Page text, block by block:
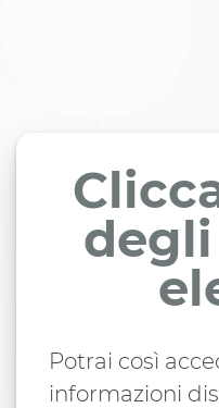
Potrai così
informazioni